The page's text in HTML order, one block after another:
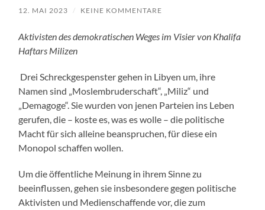
12. MAI 2023 / KEINE KOMMENTARE
Aktivisten des demokratischen Weges im Visier von Khalifa
Haftars Milizen
Drei Schreckgespenster gehen in Libyen um, ihre
Namen sind „Moslembruderschaft“, „Miliz“ und
„Demagoge“. Sie wurden von jenen Parteien ins Leben
gerufen, die – koste es, was es wolle – die politische
Macht für sich alleine beanspruchen, für diese ein
Monopol schaffen wollen.
Um die öffentliche Meinung in ihrem Sinne zu
beeinflussen, gehen sie insbesondere gegen politische
Aktivisten und Medienschaffende vor, die zum